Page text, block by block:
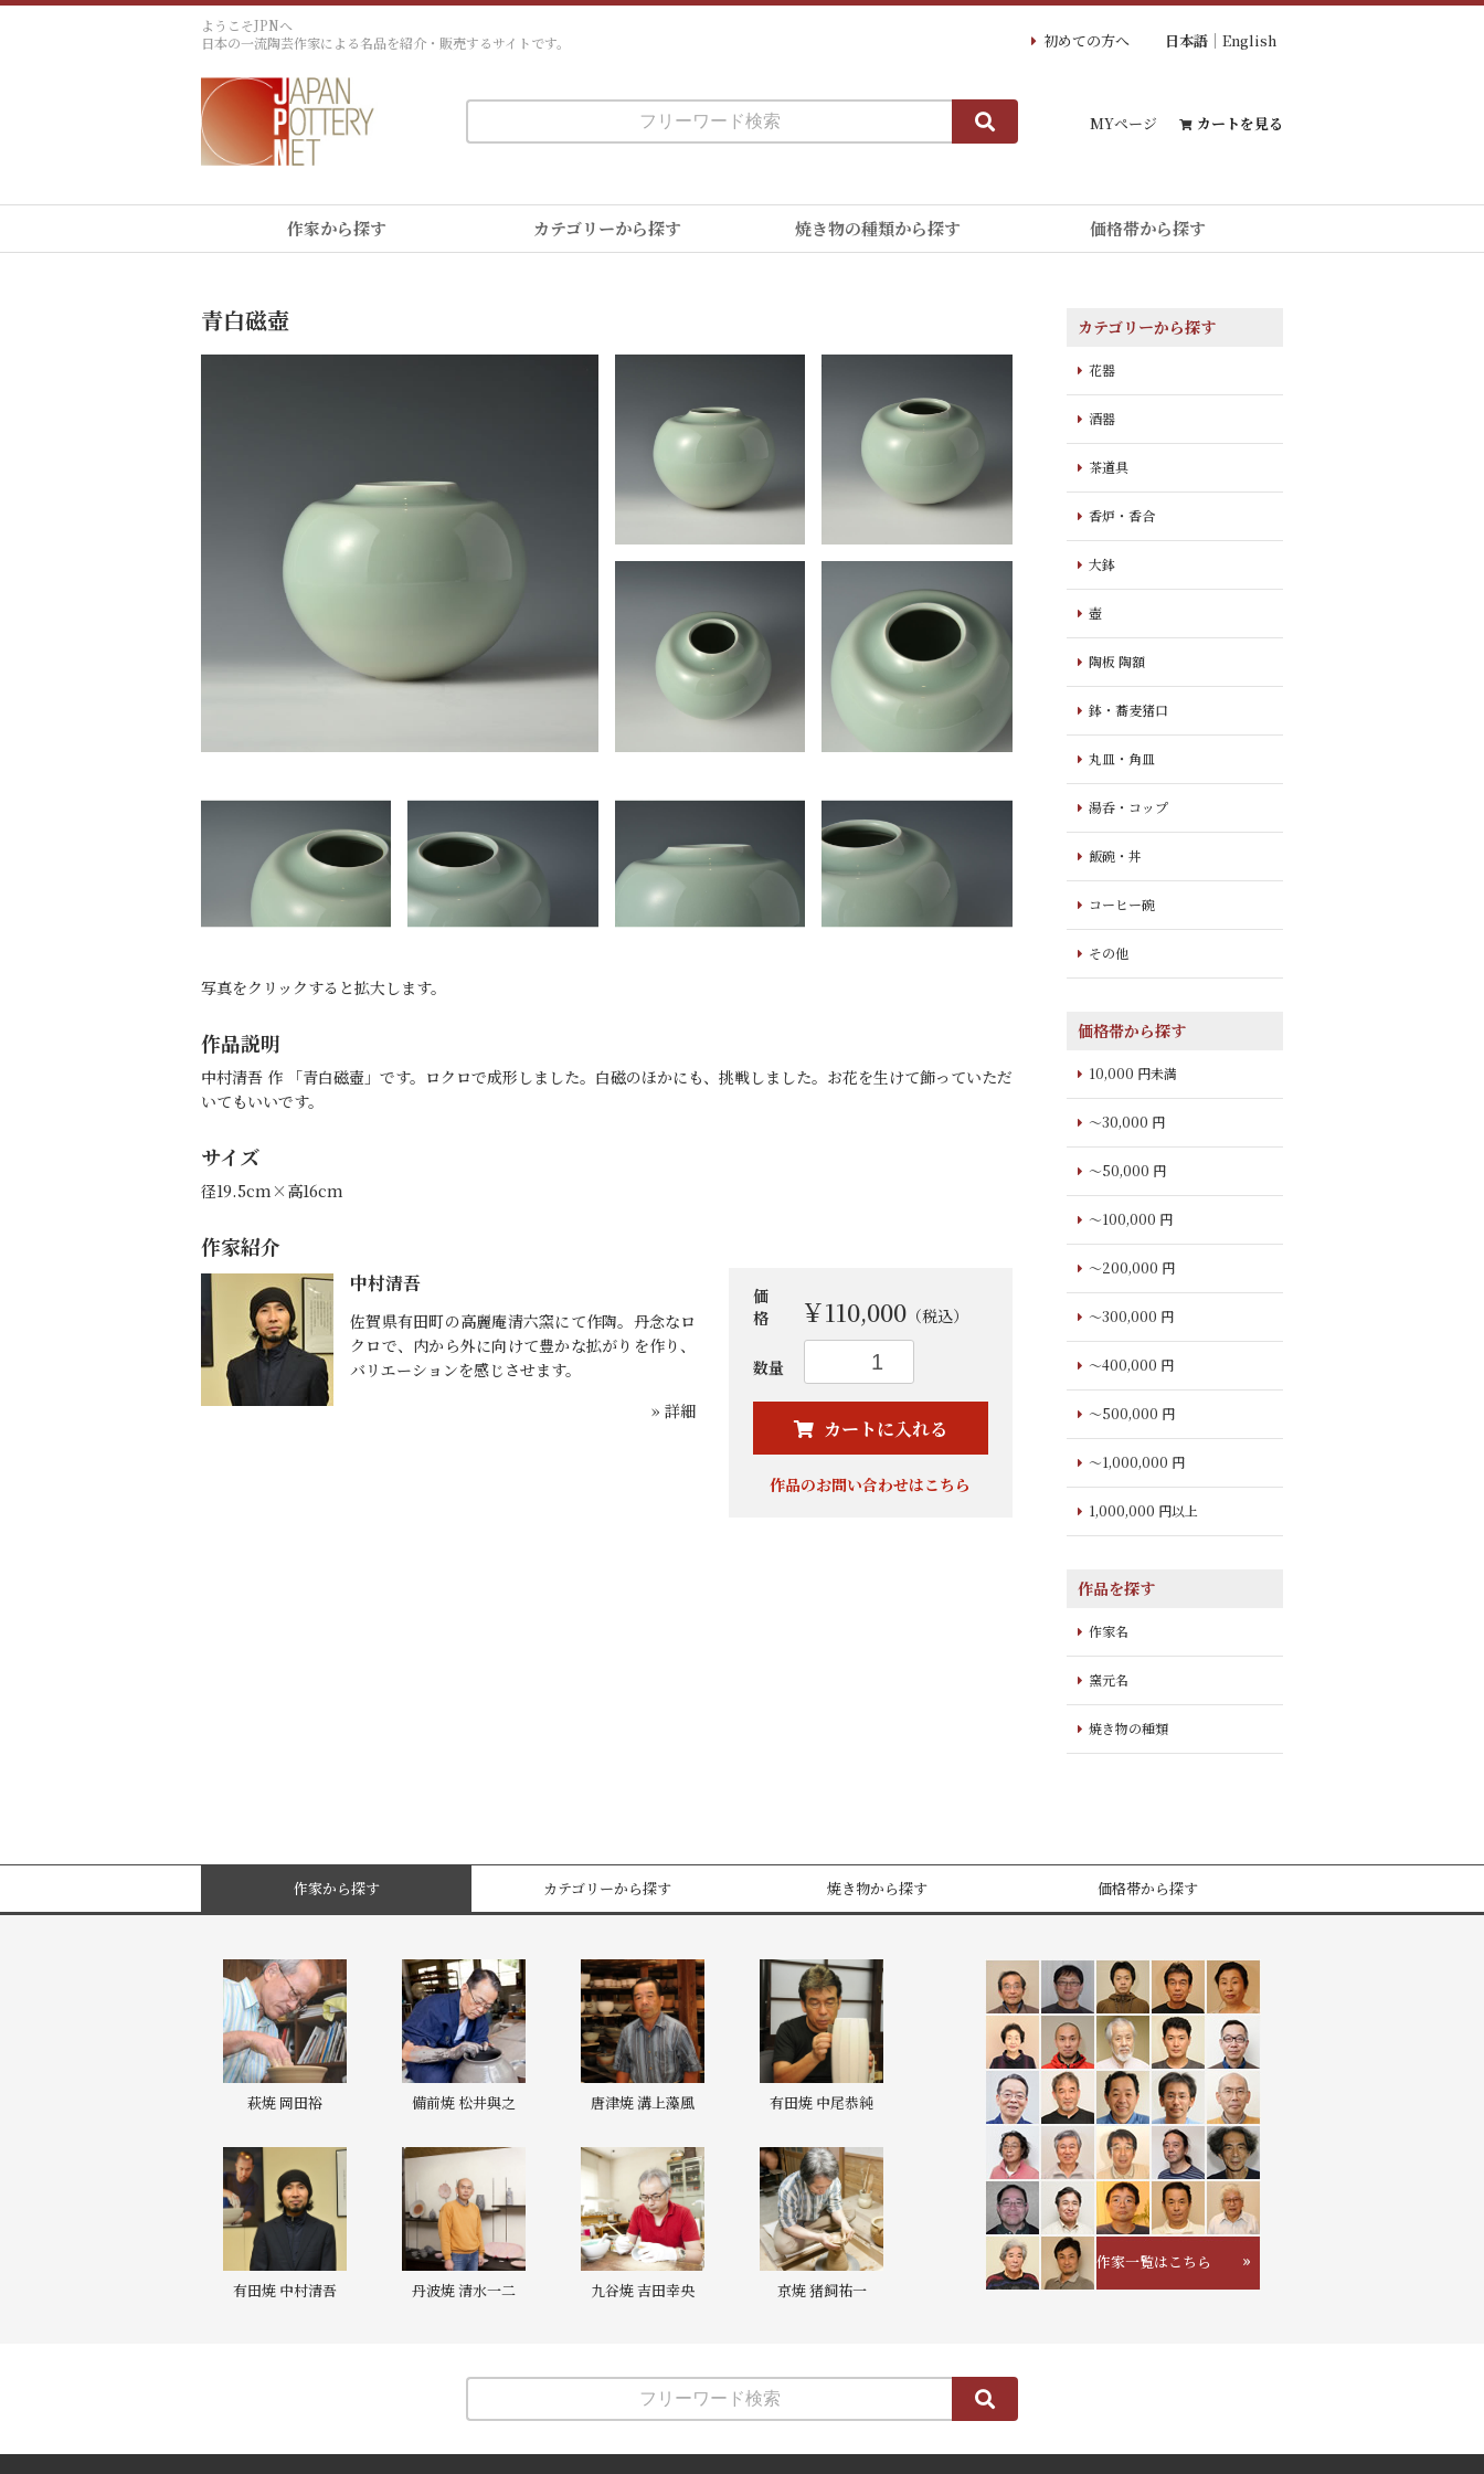
ようこそJPNへ
日本の一流陶芸作家による名品を紹介・販売するサイトです。
初めての方へ 日本語 English
MYページ カートを見る
作家から探す カテゴリーから探す 焼き物の種類から探す 価格帯から探す
青白磁壺
写真をクリックすると拡大します。
作品説明
中村清吾 作 「青白磁壺」です。ロクロで成形しました。白磁のほかにも、挑戦しました。お花を生けて飾っていただ
いてもいいです。
サイズ
径19.5cm×高16cm
作家紹介
中村清吾
佐賀県有田町の高麗庵清六窯にて作陶。丹念なロ
クロで、内から外に向けて豊かな拡がりを作り、
バリエーションを感じさせます。
» 詳細
価
格
￥110,000（税込）
数量
カートに入れる
カートへ進む
作品のお問い合わせはこちら
カテゴリーから探す
花器
酒器
茶道具
香炉・香合
大鉢
壺
陶板 陶額
鉢・蕎麦猪口
丸皿・角皿
湯呑・コップ
飯碗・丼
コーヒー碗
その他
価格帯から探す
10,000 円未満
～30,000 円
～50,000 円
～100,000 円
～200,000 円
～300,000 円
～400,000 円
～500,000 円
～1,000,000 円
1,000,000 円以上
作品を探す
作家名
窯元名
焼き物の種類
作家から探す カテゴリーから探す 焼き物から探す 価格帯から探す
萩焼 岡田裕 備前焼 松井與之 唐津焼 溝上藻風 有田焼 中尾恭純
有田焼 中村清吾 丹波焼 清水一二 九谷焼 吉田幸央 京焼 猪飼祐一
作家一覧はこちら